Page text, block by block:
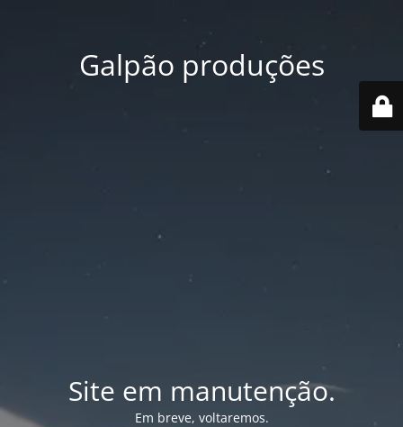
Galpão produções
Site em manutenção.
Em breve, voltaremos.